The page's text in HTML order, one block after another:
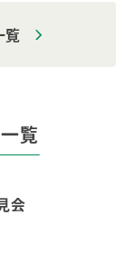
覧
覧
会